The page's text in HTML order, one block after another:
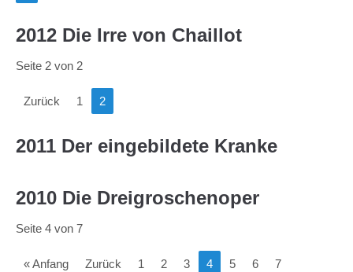
2012 Die Irre von Chaillot
Seite 2 von 2
Zurück 1 2
2011 Der eingebildete Kranke
2010 Die Dreigroschenoper
Seite 4 von 7
« Anfang Zurück 1 2 3 4 5 6
7